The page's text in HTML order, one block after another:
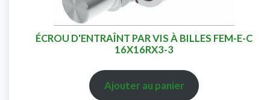
ÉCROU D'ENTRAÎNT PAR VIS À BILLES FEM-E-C
16X16RX3-3
Ajouter au panier